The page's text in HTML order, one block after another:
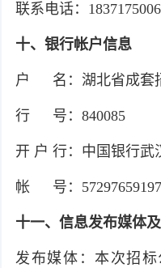
联系电话：
十、银行帐户信息
户 名：湖北省成套
行 号：840085
开 户 行：中国银行武
帐 号：
十一、信息发布媒体
发布媒体：本次招